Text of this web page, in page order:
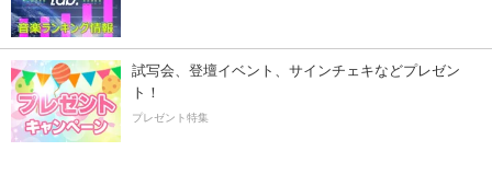
試写会、登壇イベント、サインチェキなどプレゼン
ト！
プレゼント特集